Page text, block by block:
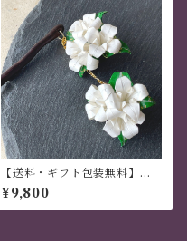
【送料・ギフト包装無料】か
んざし 木 揺れる 普段使い ハ
ンドメイド 日本伝統 折り紙 撥
水仕上 職人技 白 百合 夏祭り
¥9,800